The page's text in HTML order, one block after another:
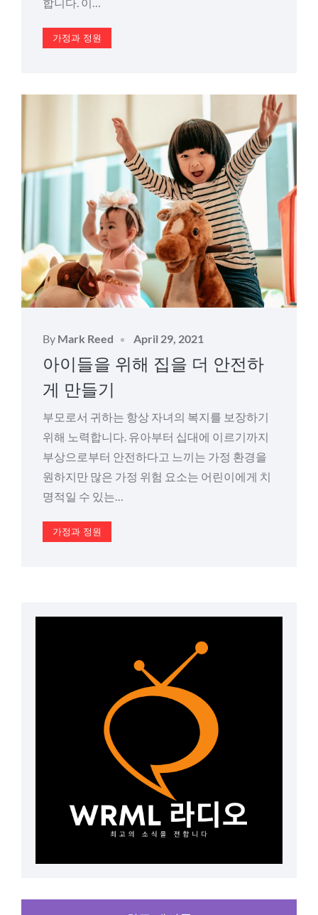
가정과 정원
By Mark Reed
Posted
on
April 29, 2021
아이들을 위해 집을 더 안전하
게 만들기
부모로서 귀하는 항상 자녀의 복지를 보장하기
위해 노력합니다. 유아부터 십대에 이르기까지
부상으로부터 안전하다고 느끼는 가정 환경을
원하지만 많은 가정 위험 요소는 어린이에게 치
명적일 수 있는…
가정과 정원